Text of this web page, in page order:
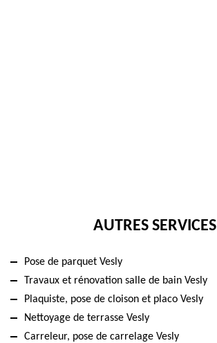
AUTRES SERVICES
Pose de parquet Vesly
Travaux et rénovation salle de bain Vesly
Plaquiste, pose de cloison et placo Vesly
Nettoyage de terrasse Vesly
Carreleur, pose de carrelage Vesly